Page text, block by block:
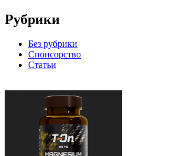
Рубрики
Без рубрики
Спонсорство
Статьи